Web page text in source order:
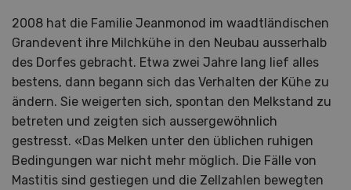
2008 hat die Familie Jeanmonod im waadtländischen
Grandevent ihre Milchkühe in den Neubau ausserhalb
des Dorfes gebracht. Etwa zwei Jahre lang lief alles
bestens, dann begann sich das Verhalten der Kühe zu
ändern. Sie weigerten sich, spontan den Melkstand zu
betreten und zeigten sich aussergewöhnlich
gestresst. «Das Melken unter den üblichen ruhigen
Bedingungen war nicht mehr möglich. Die Fälle von
Mastitis sind gestiegen und die Zellzahlen bewegten